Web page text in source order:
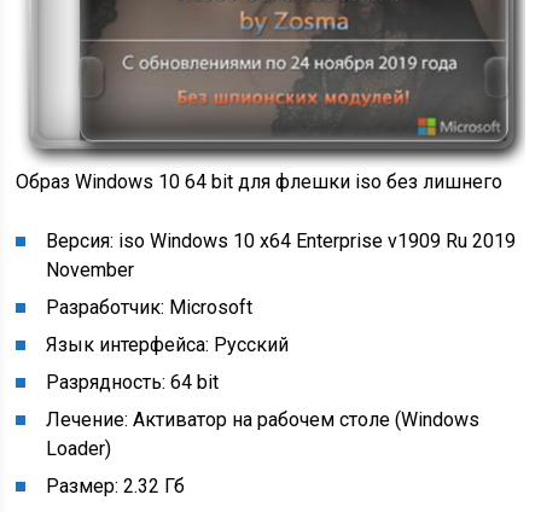
Образ Windows 10 64 bit для флешки iso без лишнего
Версия: iso Windows 10 x64 Enterprise v1909 Ru 2019
November
Разработчик: Microsoft
Язык интерфейса: Русский
Разрядность: 64 bit
Лечение: Активатор на рабочем столе (Windows
Loader)
Размер: 2.32 Гб